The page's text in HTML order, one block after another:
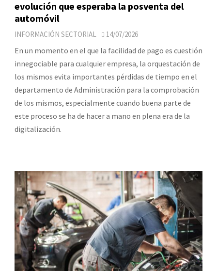
evolución que esperaba la posventa del
automóvil
INFORMACIÓN SECTORIAL 14/07/2026
En un momento en el que la facilidad de pago es cuestión
innegociable para cualquier empresa, la orquestación de
los mismos evita importantes pérdidas de tiempo en el
departamento de Administración para la comprobación
de los mismos, especialmente cuando buena parte de
este proceso se ha de hacer a mano en plena era de la
digitalización.